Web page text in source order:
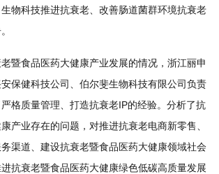
物科技推进抗衰老、改善肠道菌群环境抗衰老
食品医药大健康产业发展的情况，浙江丽申
保健科技公司、伯尔斐生物科技有限公司负责
格质量管理、打造抗衰老IP的经验。分析了抗
产业存在的问题，对推进抗衰老电商新零售、
渠道、建设抗衰老暨食品医药大健康领域社会
抗衰老暨食品医药大健康绿色低碳高质量发展